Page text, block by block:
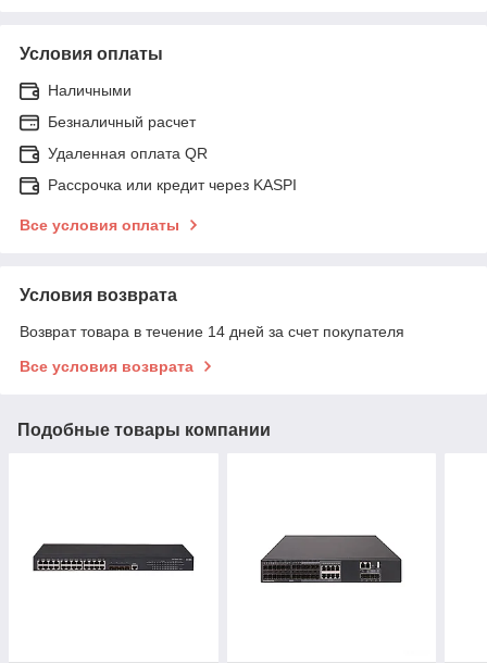
Условия оплаты
Наличными
Безналичный расчет
Удаленная оплата QR
Рассрочка или кредит через KASPI
Все условия оплаты
Условия возврата
Возврат товара в течение 14 дней за счет покупателя
Все условия возврата
Подобные товары компании